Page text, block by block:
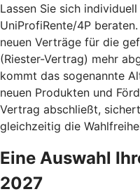
Lassen Sie sich
UniProfiRente/4P
neuen Verträge für die
(Riester-Vertrag) mehr
kommt das sogenannte
neuen Produkten und
Vertrag abschließt,
gleichzeitig die
Eine Auswahl
2027